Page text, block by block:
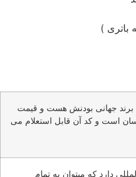
باتری )
برند جهانی بودنش هست و قیمت
است و کد آن قابل استعلام می
دارد که میتوان به تمام